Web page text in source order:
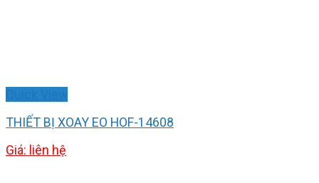
THIẾT BỊ XOAY EO HOF-14608
Giá: liên hệ